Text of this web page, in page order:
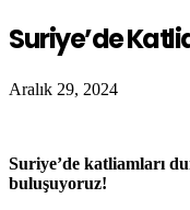
Suriye’de
Aralık 29, 2024
Suriye’de katliamları
buluşuyoruz!